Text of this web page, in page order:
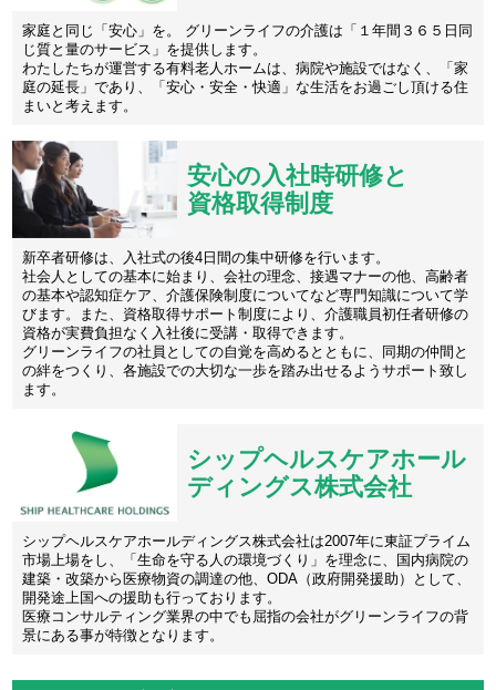
家庭と同じ「安心」を。 グリーンライフの介護は「１年間３６５日同
じ質と量のサービス」を提供します。
わたしたちが運営する有料老人ホームは、病院や施設ではなく、「家
庭の延長」であり、「安心・安全・快適」な生活をお過ごし頂ける住
まいと考えます。
安心の入社時研修と
資格取得制度
新卒者研修は、入社式の後4日間の集中研修を行います。
社会人としての基本に始まり、会社の理念、接遇マナーの他、高齢者
の基本や認知症ケア、介護保険制度についてなど専門知識について学
びます。また、資格取得サポート制度により、介護職員初任者研修の
資格が実費負担なく入社後に受講・取得できます。
グリーンライフの社員としての自覚を高めるとともに、同期の仲間と
の絆をつくり、各施設での大切な一歩を踏み出せるようサポート致し
ます。
シップヘルスケアホール
ディングス株式会社
シップヘルスケアホールディングス株式会社は2007年に東証プライム
市場上場をし、「生命を守る人の環境づくり」を理念に、国内病院の
建築・改築から医療物資の調達の他、ODA（政府開発援助）として、
開発途上国への援助も行っております。
医療コンサルティング業界の中でも屈指の会社がグリーンライフの背
景にある事が特徴となります。